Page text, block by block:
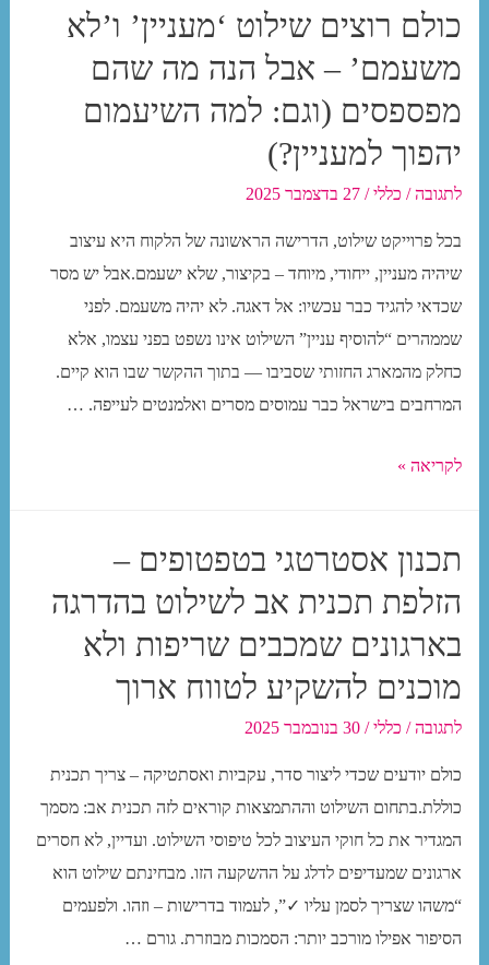
כולם רוצים שילוט ‘מעניין’ ו’לא
משעמם’ – אבל הנה מה שהם
מפספסים (וגם: למה השיעמום
יהפוך למעניין?)
לתגובה / כללי/27 בדצמבר 2025
בכל פרוייקט שילוט, הדרישה הראשונה של הלקוח היא עיצוב
שיהיה מעניין, ייחודי, מיוחד – בקיצור, שלא ישעמם.אבל יש מסר
שכדאי להגיד כבר עכשיו: אל דאגה. לא יהיה משעמם. לפני
שממהרים “להוסיף עניין” השילוט אינו נשפט בפני עצמו, אלא
כחלק מהמארג החזותי שסביבו — בתוך ההקשר שבו הוא קיים.
המרחבים בישראל כבר עמוסים מסרים ואלמנטים לעייפה. …
כולם
‘מעניין’
ו’לא
–
אבל
הנה
לקריאה »
תכנון אסטרטגי בטפטופים –
הזלפת תכנית אב לשילוט בהדרגה
בארגונים שמכבים שריפות ולא
מוכנים להשקיע לטווח ארוך
לתגובה / כללי/30 בנובמבר 2025
כולם יודעים שכדי ליצור סדר, עקביות ואסתטיקה – צריך תכנית
כוללת.בתחום השילוט וההתמצאות קוראים לזה תכנית אב: מסמך
המגדיר את כל חוקי העיצוב לכל טיפוסי השילוט. ועדיין, לא חסרים
ארגונים שמעדיפים לדלג על ההשקעה הזו. מבחינתם שילוט הוא
“משהו שצריך לסמן עליו ✓”, לעמוד בדרישות – וזהו. ולפעמים
הסיפור אפילו מורכב יותר: הסמכות מבוזרת. גורם …